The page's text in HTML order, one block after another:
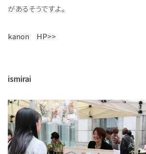
があるそうですよ。
kanon HP>>
ismirai